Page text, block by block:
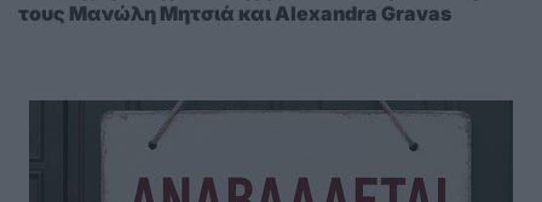
τους Μανώλη Μητσιά και Alexandra Gravas